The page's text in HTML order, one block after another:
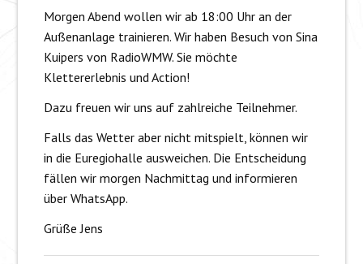
Morgen Abend wollen wir ab 18:00 Uhr an der
Außenanlage trainieren. Wir haben Besuch von Sina
Kuipers von RadioWMW. Sie möchte
Klettererlebnis und Action!
Dazu freuen wir uns auf zahlreiche Teilnehmer.
Falls das Wetter aber nicht mitspielt, können wir
in die Euregiohalle ausweichen. Die Entscheidung
fällen wir morgen Nachmittag und informieren
über WhatsApp.
Grüße Jens